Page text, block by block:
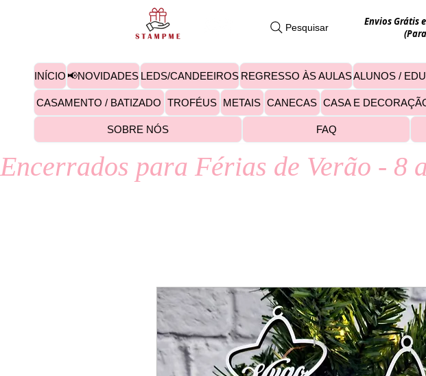
Pesquisar
Envios Grátis
INÍCIO 📢NOVIDADES LEDS/CANDEEIROS REGRESSO ÀS AULASALUNOS /
CASAMENTO / BATIZADO TROFÉUS METAIS CANECAS CASA E
SOBRE NÓS FAQ
Encerrados para Férias de Verão - 8